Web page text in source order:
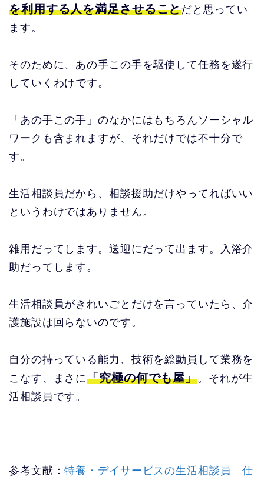
を利用する人を満足させることだと思ってい
ます。
そのために、あの手この手を駆使して任務を遂行
していくわけです。
「あの手この手」のなかにはもちろんソーシャル
ワークも含まれますが、それだけでは不十分で
す。
生活相談員だから、相談援助だけやってればいい
というわけではありません。
雑用だってします。送迎にだって出ます。入浴介
助だってします。
生活相談員がきれいごとだけを言っていたら、介
護施設は回らないのです。
自分の持っている能力、技術を総動員して業務を
こなす、まさに「究極の何でも屋」。それが生
活相談員です。
参考文献：特養・デイサービスの生活相談員 仕